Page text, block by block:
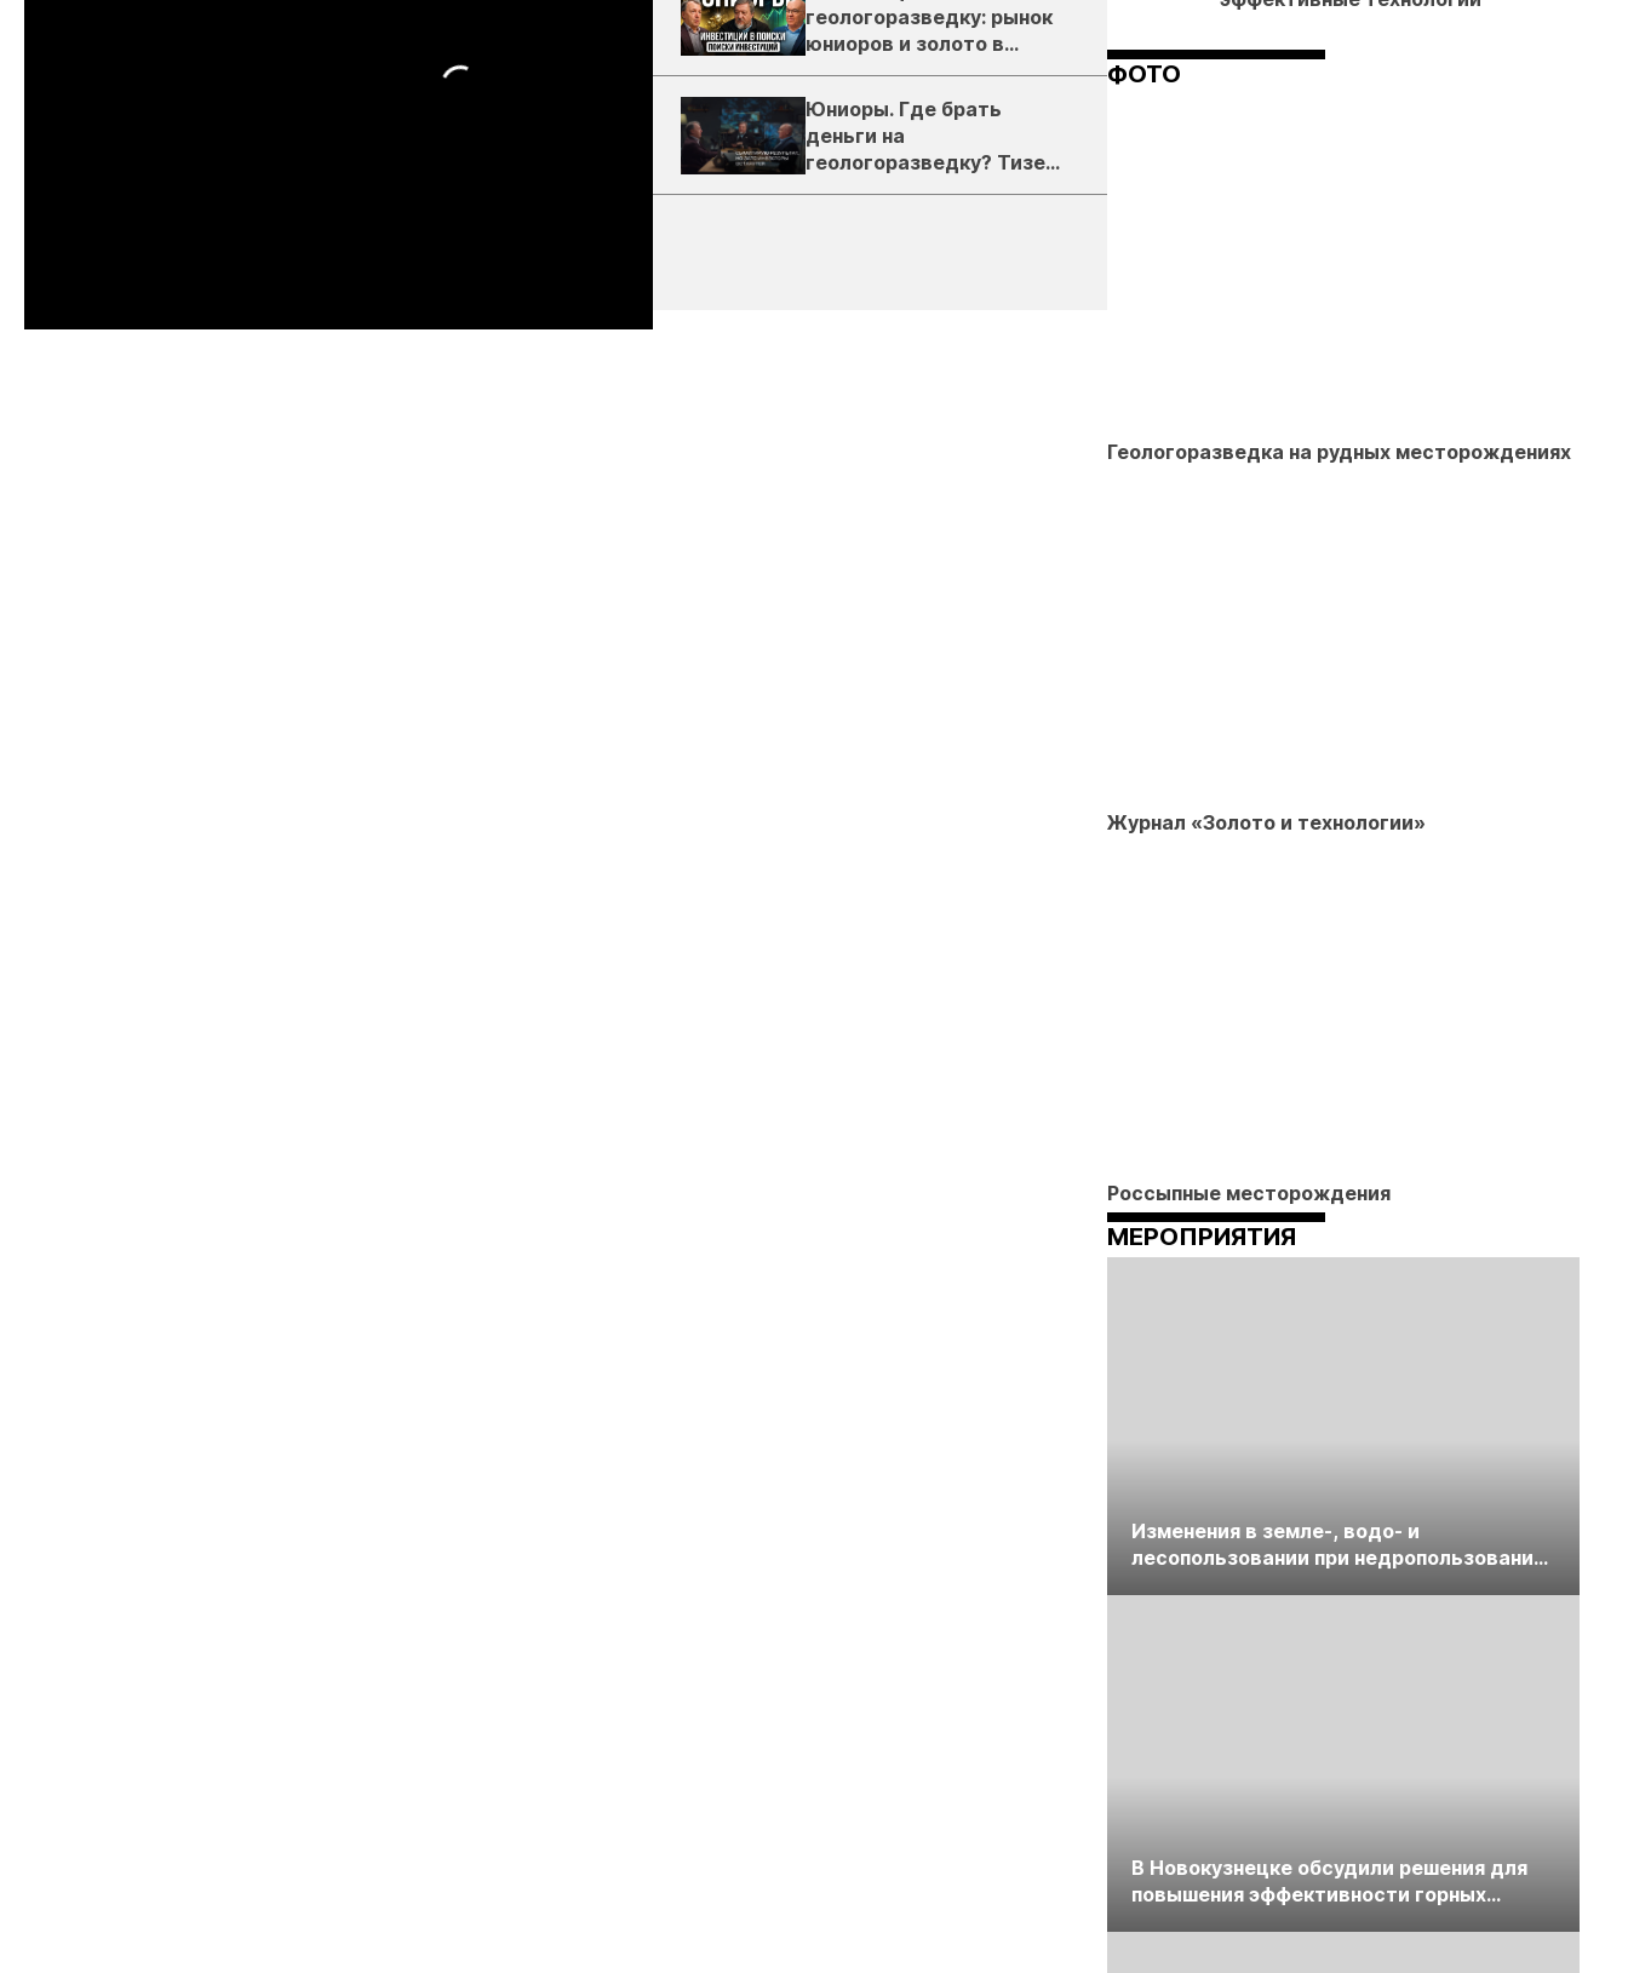
геологоразведку: рынок
юниоров и золото в
России
Юниоры. Где брать
деньги на
геологоразведку? Тизер
подкаста ЗиТ №1
ФОТО
Геологоразведка на рудных месторождениях
Журнал «Золото и технологии»
Россыпные месторождения
МЕРОПРИЯТИЯ
Изменения в земле-, водо- и
лесопользовании при недропользовании
В Новокузнецке обсудили решения для
повышения эффективности горных